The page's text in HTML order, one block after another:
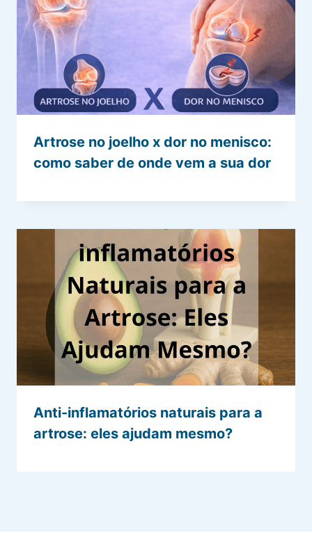
Artrose no joelho x dor no menisco:
como saber de onde vem a sua dor
Anti-inflamatórios naturais para a
artrose: eles ajudam mesmo?